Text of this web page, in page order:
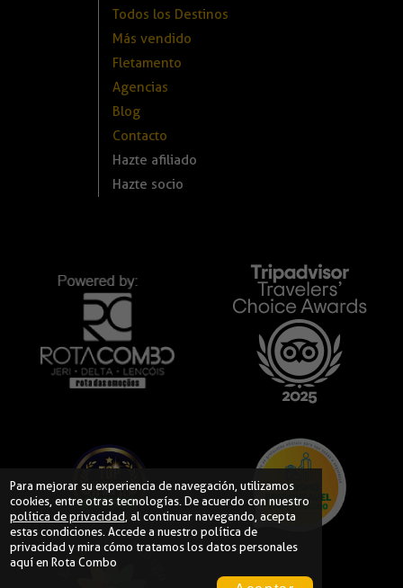
Todos los Destinos
Más vendido
Fletamento
Agencias
Blog
Contacto
Hazte afiliado
Hazte socio
Para mejorar su experiencia de navegación, utilizamos
cookies, entre otras tecnologías. De acuerdo con nuestro
política de privacidad , al continuar navegando, acepta
estas condiciones. Accede a nuestro política de
privacidad y mira cómo tratamos los datos personales
aquí en Rota Combo